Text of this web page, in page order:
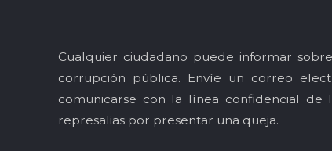
Cualquier ciudadano puede informar
corrupción pública. Envíe un correo
comunicarse con la línea confidencial de
represalias por presentar una queja.